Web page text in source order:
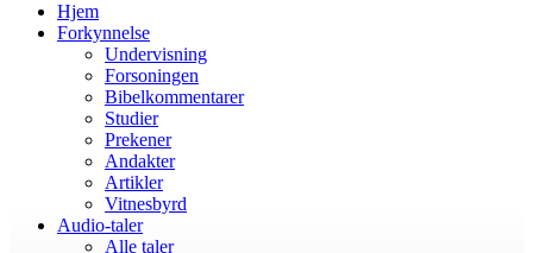
Hjem
Forkynnelse
Undervisning
Forsoningen
Bibelkommentarer
Studier
Prekener
Andakter
Artikler
Vitnesbyrd
Audio-taler
Alle taler